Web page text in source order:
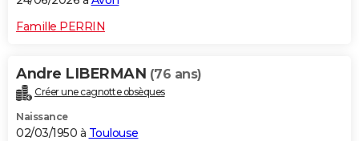
Famille PERRIN
Andre LIBERMAN (76 ans)
Créer une cagnotte obsèques
Naissance
02/03/1950 à Toulouse